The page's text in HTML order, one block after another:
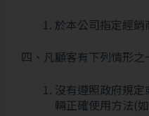
於本公司指定經銷
四、凡顧客有下列情形
沒有遵照政府規
輛正確使用方法(